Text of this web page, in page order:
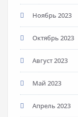
Ноябрь 2023
Октябрь 2023
Август 2023
Май 2023
Апрель 2023